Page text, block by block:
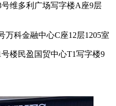
维多利广场写字楼A座9层
万科金融中心C座12层1205室
楼民盈国贸中心T1写字楼9